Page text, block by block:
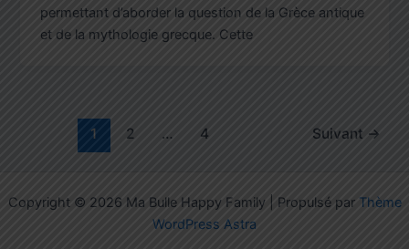
permettant d’aborder la question de la Grèce antique
et de la mythologie grecque. Cette
1 2 … 4 Suivant →
Copyright © 2026 Ma Bulle Happy Family | Propulsé par Thème
WordPress Astra